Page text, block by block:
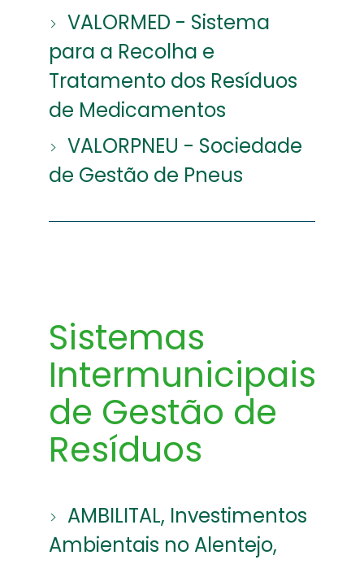
VALORMED - Sistema
para a Recolha e
Tratamento dos Resíduos
de Medicamentos
VALORPNEU - Sociedade
de Gestão de Pneus
Sistemas
Intermunicipais
de Gestão de
Resíduos
AMBILITAL, Investimentos
Ambientais no Alentejo,